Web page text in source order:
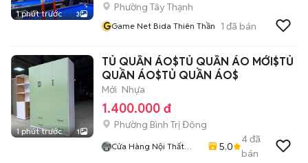
1 phút trước 3
Phường Tây Thạnh
GGame Net Bida Thiên Thần 1 đã bán
1 phút trước 1
TỦ QUẦN ÁO$TỦ QUẦN ÁO MỚI$TỦ
QUẦN ÁO$TỦ QUẦN ÁO$
Mới Nhựa
1.400.000 đ
Phường Bình Trị Đông
Cửa Hàng Nội Thất
5.0
4đã
bán